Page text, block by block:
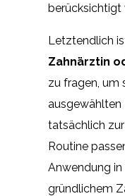
berücksichtigt
Letztendlich
Zahnärztin
zu fragen, um
ausgewählten
tatsächlich
Routine
Anwendung
gründlichem